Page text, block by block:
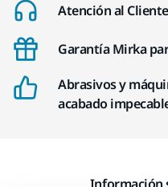
Atención al
Garantía Mirka
Abrasivos y
acabado